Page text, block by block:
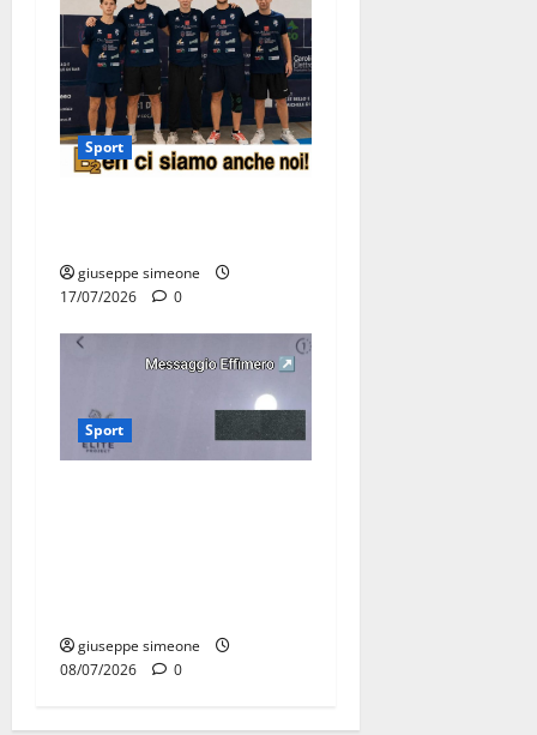
Sport
giuseppe simeone
17/07/2026
0
Sport
giuseppe simeone
08/07/2026
0